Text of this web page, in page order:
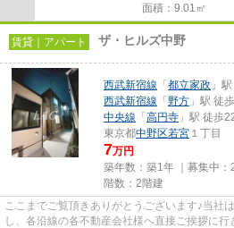
面積：9.01㎡
賃貸｜アパート ザ・ヒルズ中野
西武新宿線 「 都立家政 」
西武新宿線 「 野方 」駅 徒
中央線 「 高円寺 」駅 徒歩
東京都中野区若宮 １丁目
7万円
築年数：築1年 ｜募集中：
階数：2階建
ここまでご覧頂きありがとうございます♪当社
し、各沿線の各不動産会社様へ直接ご挨拶に